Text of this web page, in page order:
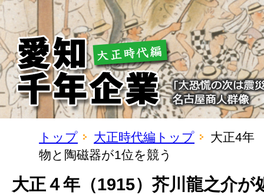
トップ 大正時代編トップ
大正4年
物と陶磁器が1位を競う
大正４年（1915）芥川龍之介が